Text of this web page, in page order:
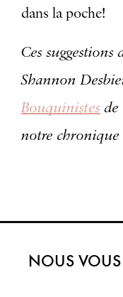
dans la poche!
Ces suggestions
Shannon
Bouquinistes
notre
NOUS